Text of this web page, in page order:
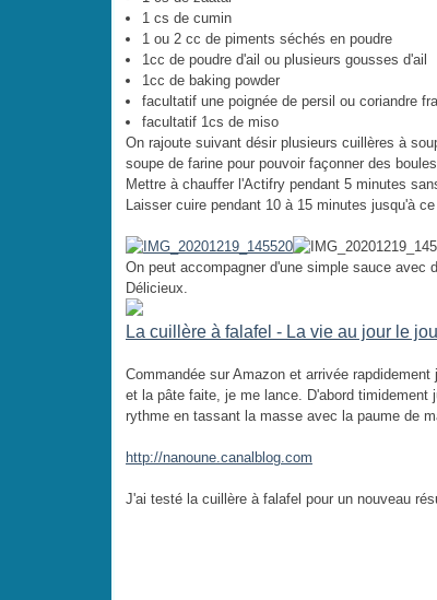
1 cs de cumin
1 ou 2 cc de piments séchés en poudre
1cc de poudre d'ail ou plusieurs gousses d'ail
1cc de baking powder
facultatif une poignée de persil ou coriandre
facultatif 1cs de miso
On rajoute suivant désir plusieurs cuillères à
soupe de farine pour pouvoir façonner des
Mettre à chauffer l'Actifry pendant 5 minutes
Laisser cuire pendant 10 à 15 minutes jusqu'à
On peut accompagner d'une simple sauce avec
Délicieux.
La cuillère à falafel - La vie au jour le
Commandée sur Amazon et arrivée
et la pâte faite, je me lance. D'abord
rythme en tassant la masse avec la paume de
http://nanoune.canalblog.com
J'ai testé la cuillère à falafel pour un nouveau